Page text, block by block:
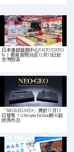
日本連鎖遊戲中心TAITO STATIO
N ｜香港首間分店12月15日於
荃灣開幕
「NEOGEO AES+」將於11月12
日發售！Ultimate Edition附10款
經典作品